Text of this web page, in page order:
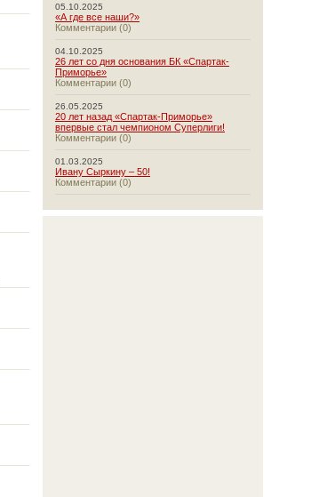
05.10.2025
«А где все наши?»
Комментарии (0)
04.10.2025
26 лет со дня основания БК «Спартак-
Приморье»
Комментарии (0)
26.05.2025
20 лет назад «Спартак-Приморье»
впервые стал чемпионом Суперлиги!
Комментарии (0)
01.03.2025
Ивану Сыркину – 50!
Комментарии (0)